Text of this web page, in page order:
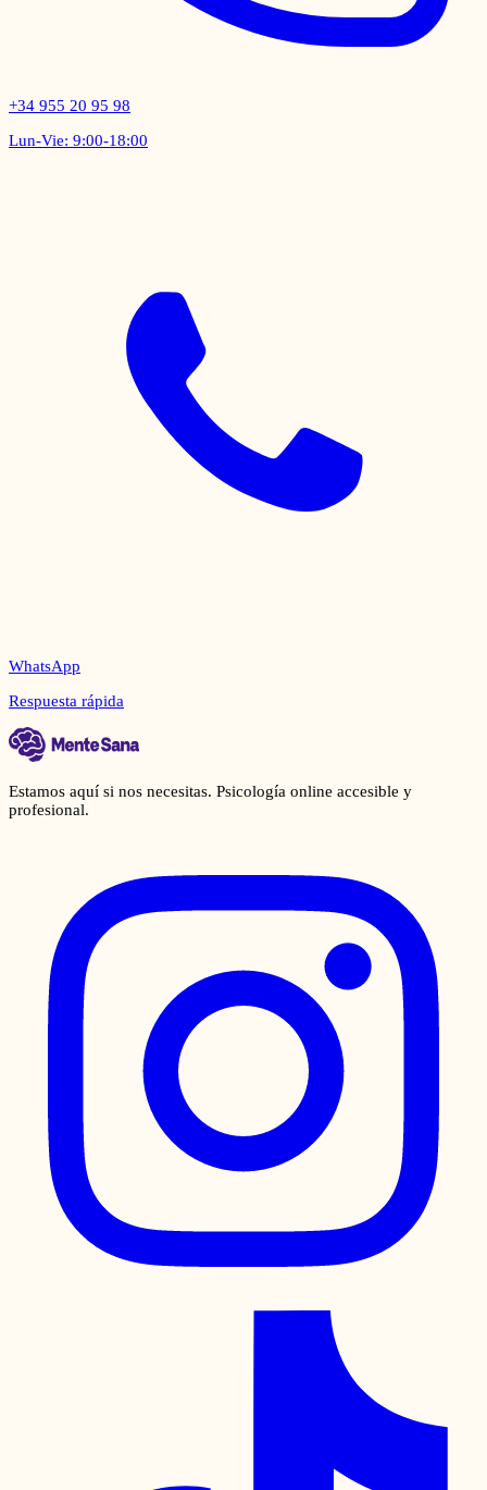
+34 955 20 95 98
Lun-Vie: 9:00-18:00
WhatsApp
Respuesta rápida
Estamos aquí si nos necesitas. Psicología online accesible y
profesional.